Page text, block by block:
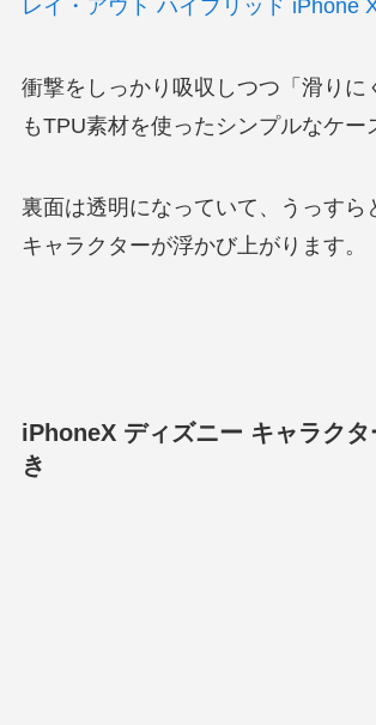
レイ・アウト ハイブリッド iPhone
衝撃をしっかり吸収しつつ「滑りに
もTPU素材を使ったシンプルなケー
裏面は透明になっていて、うっすら
キャラクターが浮かび上がります。
iPhoneX ディズニー キャラク
き